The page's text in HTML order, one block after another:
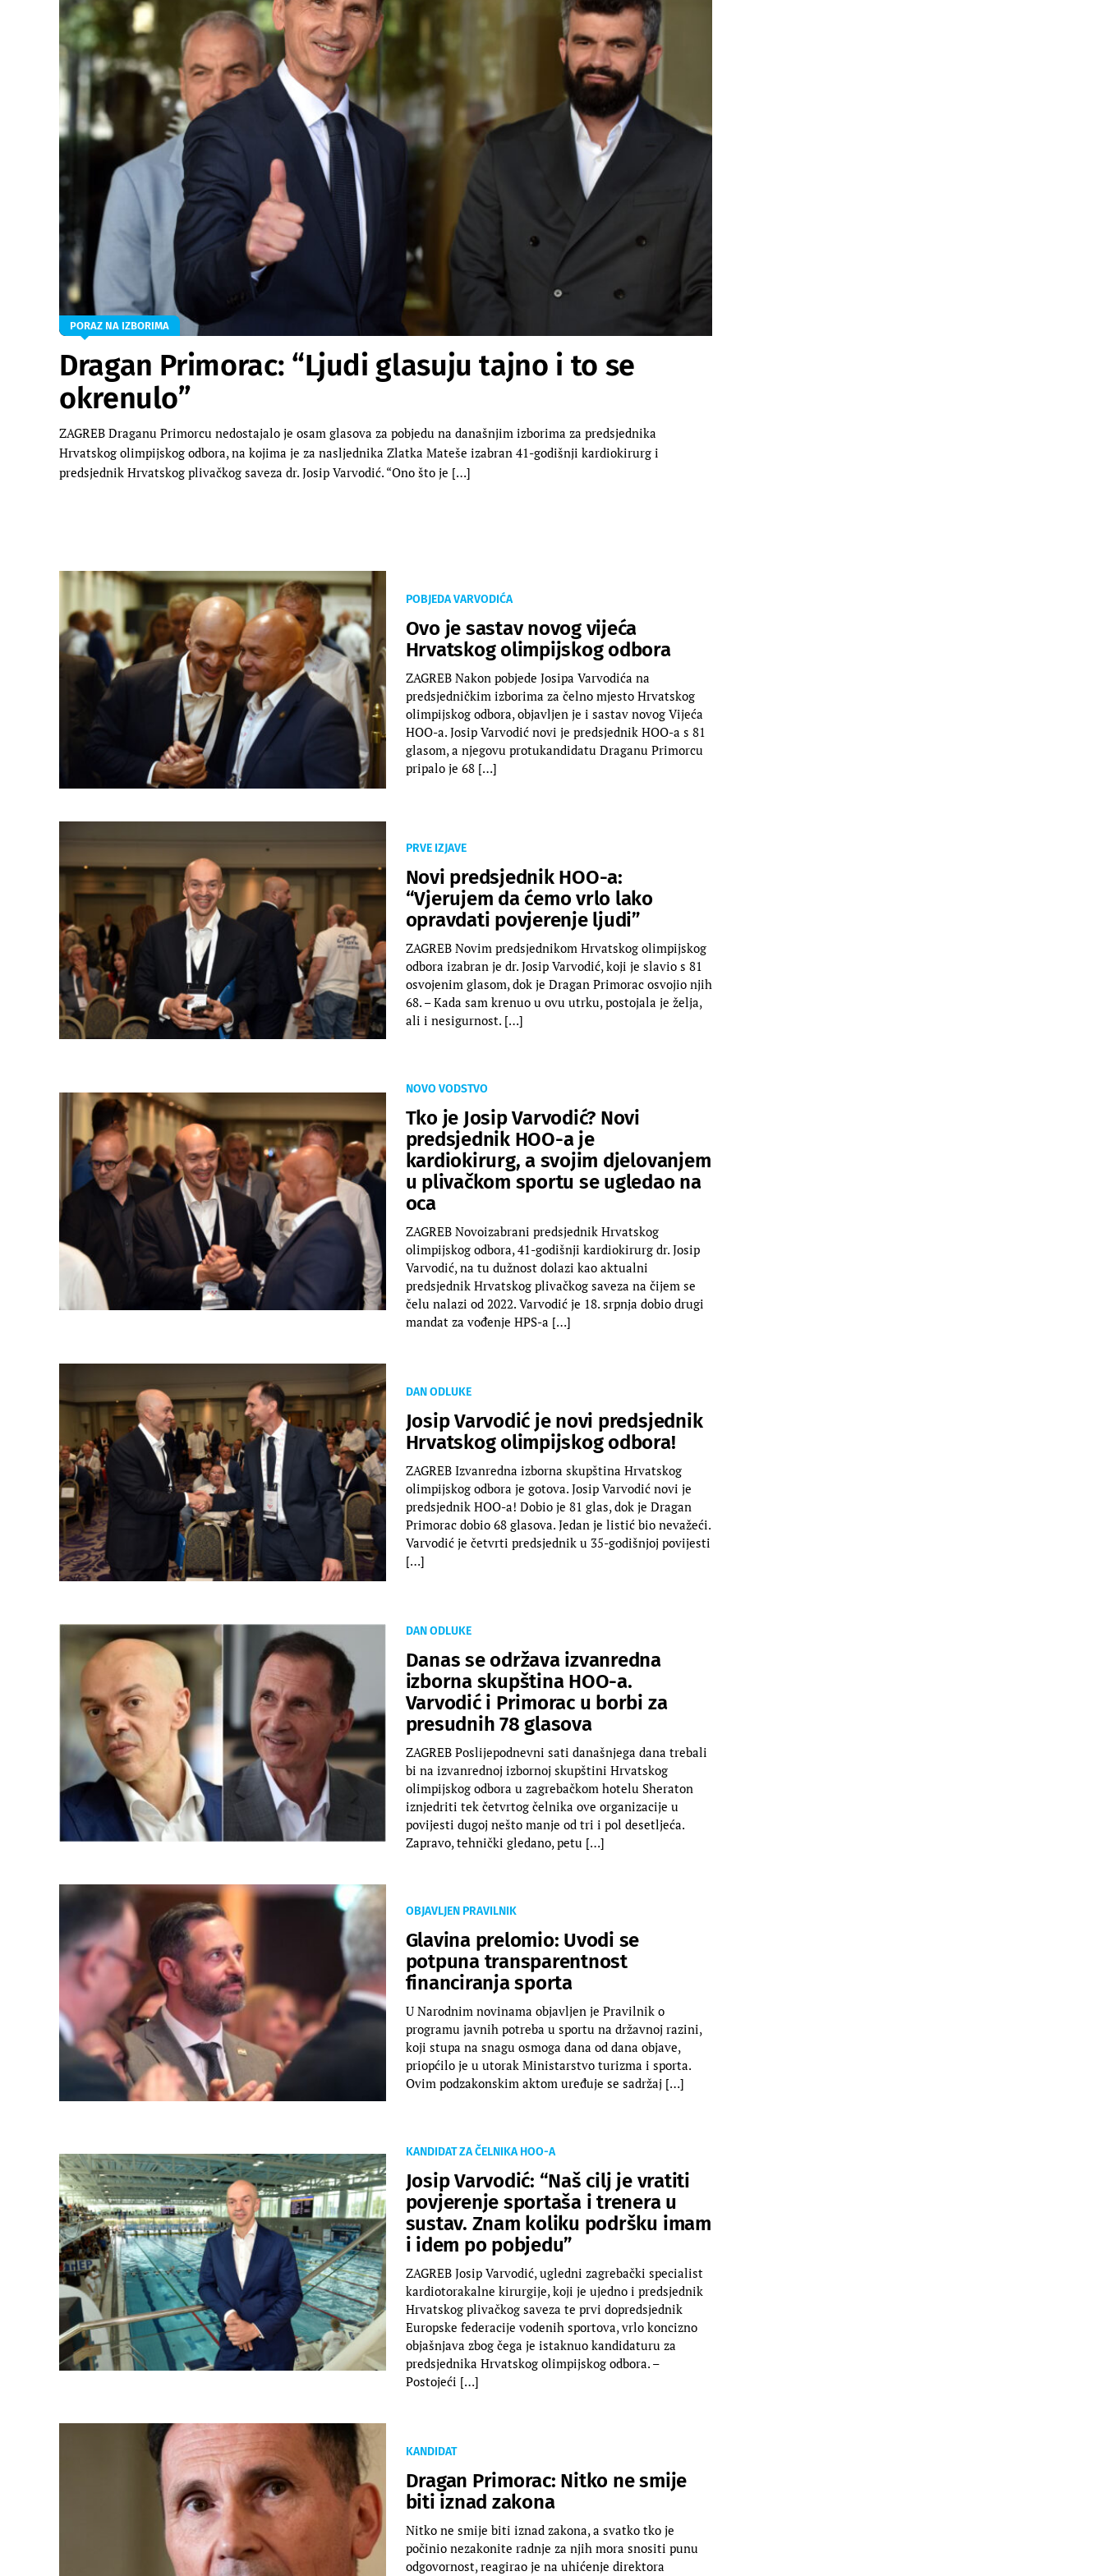
PORAZ NA IZBORIMA
Dragan Primorac: “Ljudi glasuju tajno i to se
okrenulo”
ZAGREB Draganu Primorcu nedostajalo je osam glasova za pobjedu na današnjim izborima za predsjednika
Hrvatskog olimpijskog odbora, na kojima je za nasljednika Zlatka Mateše izabran 41-godišnji kardiokirurg i
predsjednik Hrvatskog plivačkog saveza dr. Josip Varvodić. “Ono što je […]
POBJEDA VARVODIĆA
Ovo je sastav novog vijeća
Hrvatskog olimpijskog odbora
ZAGREB Nakon pobjede Josipa Varvodića na
predsjedničkim izborima za čelno mjesto Hrvatskog
olimpijskog odbora, objavljen je i sastav novog Vijeća
HOO-a. Josip Varvodić novi je predsjednik HOO-a s 81
glasom, a njegovu protukandidatu Draganu Primorcu
pripalo je 68 […]
PRVE IZJAVE
Novi predsjednik HOO-a:
“Vjerujem da ćemo vrlo lako
opravdati povjerenje ljudi”
ZAGREB Novim predsjednikom Hrvatskog olimpijskog
odbora izabran je dr. Josip Varvodić, koji je slavio s 81
osvojenim glasom, dok je Dragan Primorac osvojio njih
68. – Kada sam krenuo u ovu utrku, postojala je želja,
ali i nesigurnost. […]
NOVO VODSTVO
Tko je Josip Varvodić? Novi
predsjednik HOO-a je
kardiokirurg, a svojim djelovanjem
u plivačkom sportu se ugledao na
oca
ZAGREB Novoizabrani predsjednik Hrvatskog
olimpijskog odbora, 41-godišnji kardiokirurg dr. Josip
Varvodić, na tu dužnost dolazi kao aktualni
predsjednik Hrvatskog plivačkog saveza na čijem se
čelu nalazi od 2022. Varvodić je 18. srpnja dobio drugi
mandat za vođenje HPS-a […]
DAN ODLUKE
Josip Varvodić je novi predsjednik
Hrvatskog olimpijskog odbora!
ZAGREB Izvanredna izborna skupština Hrvatskog
olimpijskog odbora je gotova. Josip Varvodić novi je
predsjednik HOO-a! Dobio je 81 glas, dok je Dragan
Primorac dobio 68 glasova. Jedan je listić bio nevažeći.
Varvodić je četvrti predsjednik u 35-godišnjoj povijesti
[…]
DAN ODLUKE
Danas se održava izvanredna
izborna skupština HOO-a.
Varvodić i Primorac u borbi za
presudnih 78 glasova
ZAGREB Poslijepodnevni sati današnjega dana trebali
bi na izvanrednoj izbornoj skupštini Hrvatskog
olimpijskog odbora u zagrebačkom hotelu Sheraton
iznjedriti tek četvrtog čelnika ove organizacije u
povijesti dugoj nešto manje od tri i pol desetljeća.
Zapravo, tehnički gledano, petu […]
OBJAVLJEN PRAVILNIK
Glavina prelomio: Uvodi se
potpuna transparentnost
financiranja sporta
U Narodnim novinama objavljen je Pravilnik o
programu javnih potreba u sportu na državnoj razini,
koji stupa na snagu osmoga dana od dana objave,
priopćilo je u utorak Ministarstvo turizma i sporta.
Ovim podzakonskim aktom uređuje se sadržaj […]
KANDIDAT ZA ČELNIKA HOO-A
Josip Varvodić: “Naš cilj je vratiti
povjerenje sportaša i trenera u
sustav. Znam koliku podršku imam
i idem po pobjedu”
ZAGREB Josip Varvodić, ugledni zagrebački specialist
kardiotorakalne kirurgije, koji je ujedno i predsjednik
Hrvatskog plivačkog saveza te prvi dopredsjednik
Europske federacije vodenih sportova, vrlo koncizno
objašnjava zbog čega je istaknuo kandidaturu za
predsjednika Hrvatskog olimpijskog odbora. –
Postojeći […]
KANDIDAT
Dragan Primorac: Nitko ne smije
biti iznad zakona
Nitko ne smije biti iznad zakona, a svatko tko je
počinio nezakonite radnje za njih mora snositi punu
odgovornost, reagirao je na uhićenje direktora